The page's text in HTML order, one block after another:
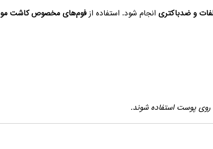
و ضدباکتری انجام شود. استفاده ازفوم‌های مخصوص کاشت مو
پوست استفاده شوند.